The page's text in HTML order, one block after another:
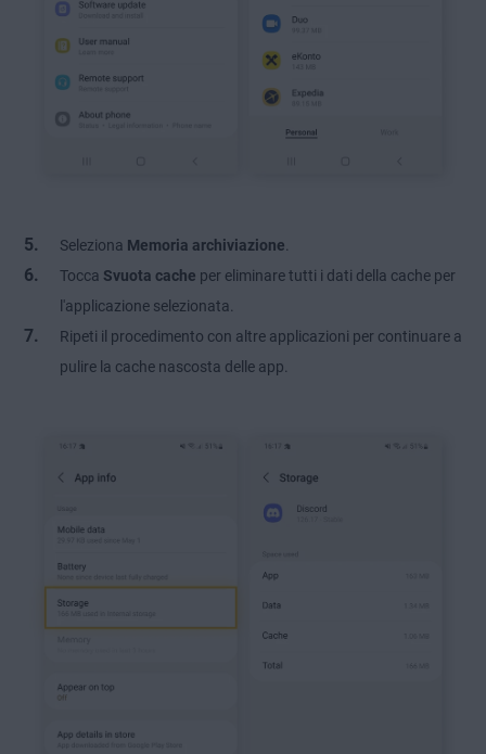
Seleziona Memoria archiviazione.
Tocca Svuota cache per eliminare tutti i dati della cache per
l'applicazione selezionata.
Ripeti il procedimento con altre applicazioni per continuare a
pulire la cache nascosta delle app.